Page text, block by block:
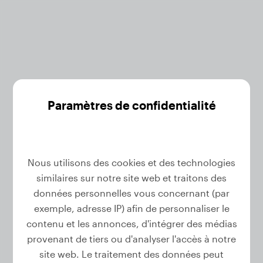
Réinitialiser votre mot de passe
Entrez votre adresse e-mail et nous vous
enverrons un lien pour réinitialiser votre mot
de passe.
Paramètres de confidentialité
Nous utilisons des cookies et des technologies
similaires sur notre site web et traitons des
données personnelles vous concernant (par
exemple, adresse IP) afin de personnaliser le
contenu et les annonces, d'intégrer des médias
provenant de tiers ou d'analyser l'accès à notre
site web. Le traitement des données peut